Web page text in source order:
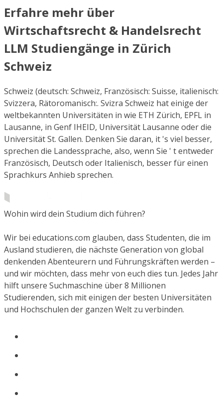
Erfahre mehr über
Wirtschaftsrecht & Handelsrecht
LLM Studiengänge in Zürich
Schweiz
Schweiz (deutsch: Schweiz, Französisch: Suisse, italienisch:
Svizzera, Rätoromanisch:. Svizra Schweiz hat einige der
weltbekannten Universitäten in wie ETH Zürich, EPFL in
Lausanne, in Genf IHEID, Universität Lausanne oder die
Universität St. Gallen. Denken Sie daran, it 's viel besser,
sprechen die Landessprache, also, wenn Sie ' t entweder
Französisch, Deutsch oder Italienisch, besser für einen
Sprachkurs Anhieb sprechen.
Wohin wird dein Studium dich führen?
Wir bei educations.com glauben, dass Studenten, die im
Ausland studieren, die nächste Generation von global
denkenden Abenteurern und Führungskräften werden –
und wir möchten, dass mehr von euch dies tun. Jedes Jahr
hilft unsere Suchmaschine über 8 Millionen
Studierenden, sich mit einigen der besten Universitäten
und Hochschulen der ganzen Welt zu verbinden.